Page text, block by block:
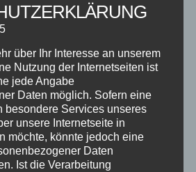
|Juli 8, 2025|Ferien
macht SommerFerien
Türen von Freitag,
15.09.2025 geschlossen. Wir
und Freunden der
fantastischen und gesunden
freuen uns auf Euch im
über Ihr Interesse an unserem
Nutzung der Internetseiten ist
jede Angabe
Daten möglich. Sofern eine
besondere Services unseres
unsere Internetseite in
möchte, könnte jedoch eine
Daten
Ist die Verarbeitung